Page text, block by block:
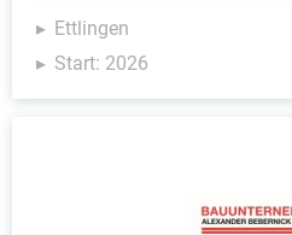
Ettlingen
Start: 2026